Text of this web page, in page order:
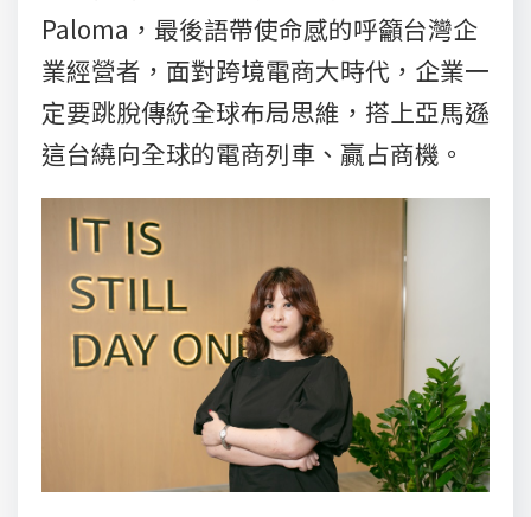
Paloma，最後語帶使命感的呼籲台灣企
業經營者，面對跨境電商大時代，企業一
定要跳脫傳統全球布局思維，搭上亞馬遜
這台繞向全球的電商列車、贏占商機。